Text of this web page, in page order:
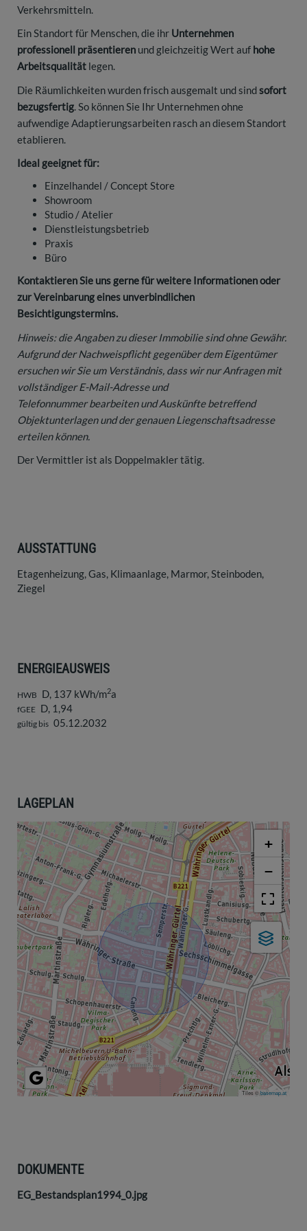
Verkehrsmitteln.
Ein Standort für Menschen, die ihr Unternehmen
professionell präsentieren und gleichzeitig Wert auf hohe
Arbeitsqualität legen.
Die Räumlichkeiten wurden frisch ausgemalt und sindsofort
bezugsfertig. So können Sie Ihr Unternehmen ohne
aufwendige Adaptierungsarbeiten rasch an diesem Standort
etablieren.
Ideal geeignet für:
Einzelhandel / Concept Store
Showroom
Studio / Atelier
Dienstleistungsbetrieb
Praxis
Büro
Kontaktieren Sie uns gerne für weitere Informationen oder
zur Vereinbarung eines unverbindlichen
Besichtigungstermins.
Hinweis: die Angaben zu dieser Immobilie sind ohne Gewähr.
Aufgrund der Nachweispflicht gegenüber dem Eigentümer
ersuchen wir Sie um Verständnis, dass wir nur Anfragen mit
vollständiger E-Mail-Adresse und
Telefonnummer bearbeiten und Auskünfte betreffend
Objektunterlagen und der genauen Liegenschaftsadresse
erteilen können.
Der Vermittler ist als Doppelmakler tätig.
AUSSTATTUNG
Etagenheizung Gas Klimaanlage Marmor Steinboden
Ziegel
ENERGIEAUSWEIS
HWB D, 137 kWh/m2a
fGEE D, 1,94
gültig bis 05.12.2032
LAGEPLAN
+
−
Tiles ©basemap.at
DOKUMENTE
EG_Bestandsplan1994_0.jpg